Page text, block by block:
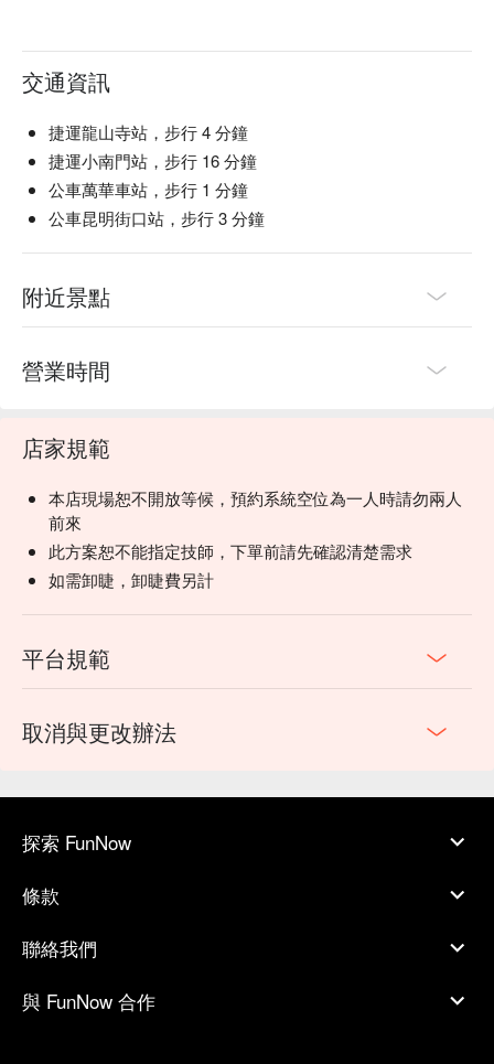
交通資訊
捷運龍山寺站，步行 4 分鐘
捷運小南門站，步行 16 分鐘
公車萬華車站，步行 1 分鐘
公車昆明街口站，步行 3 分鐘
附近景點
營業時間
店家規範
本店現場恕不開放等候，預約系統空位為一人時請勿兩人
前來
此方案恕不能指定技師，下單前請先確認清楚需求
如需卸睫，卸睫費另計
平台規範
取消與更改辦法
探索 FunNow
條款
聯絡我們
與 FunNow 合作